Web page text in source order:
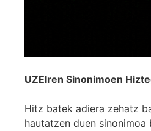
UZEIren Sinonimoen
Hitz batek adiera zehatz
hautatzen duen